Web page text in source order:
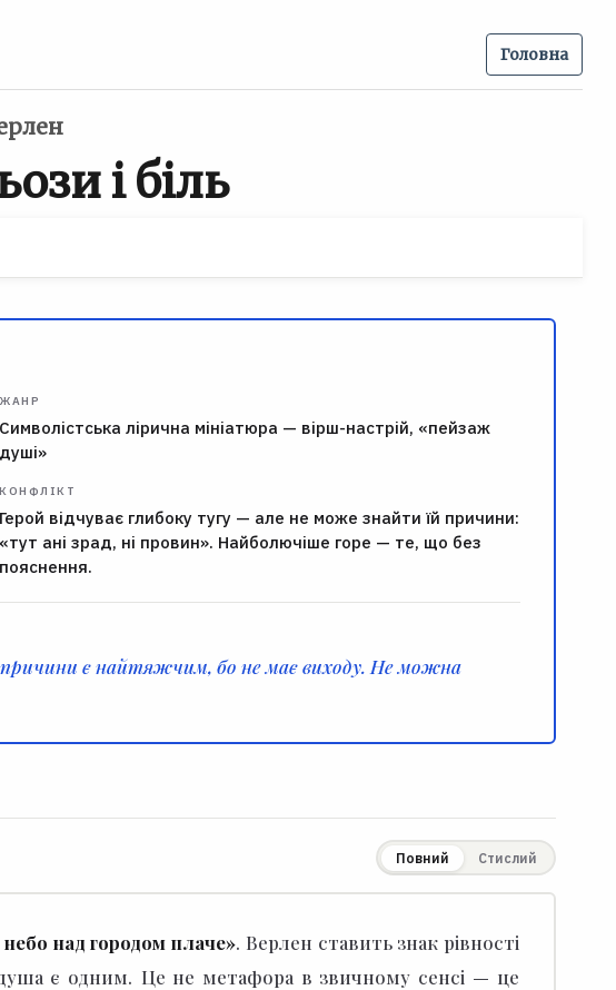
Головна
і біль
ЖАНР
Символістська лірична мініатюра — вірш-настрій, «пейзаж
душі»
КОНФЛІКТ
Герой відчуває глибоку тугу — але не може знайти їй причини:
«тут ані зрад, ні провин». Найболючіше горе — те, що без
пояснення.
причини є найтяжчим, бо не має виходу. Не можна
Повний Стислий
небо над городом плаче». Верлен ставить знак рівності
є одним. Це не метафора в звичному сенсі — це